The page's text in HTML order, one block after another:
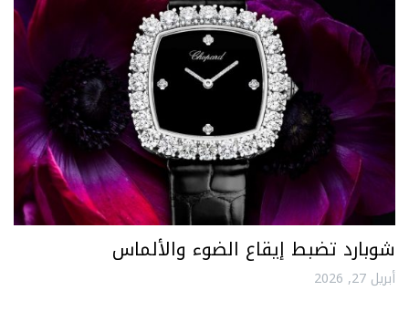
شوبارد تضبط إيقاع الضوء والألماس
أبريل 27, 2026